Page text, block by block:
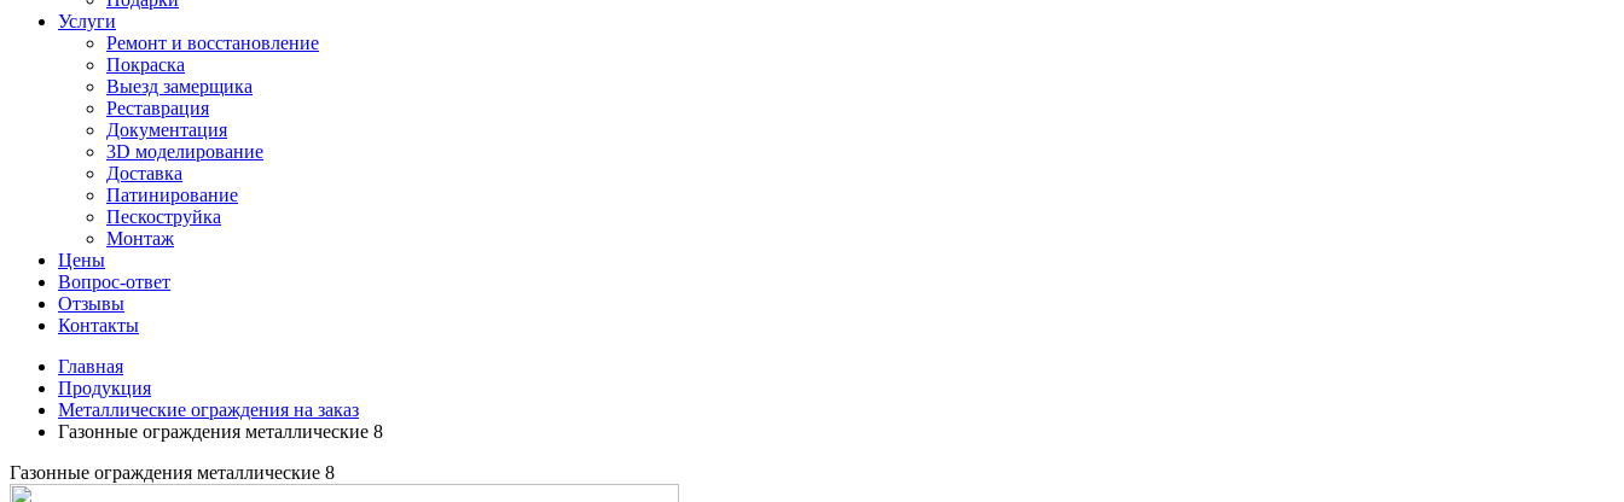
Услуги
Ремонт и восстановление
Покраска
Выезд замерщика
Реставрация
Документация
3D моделирование
Доставка
Патинирование
Пескоструйка
Монтаж
Цены
Вопрос-ответ
Отзывы
Контакты
Главная
Продукция
Металлические ограждения на заказ
Газонные ограждения металлические 8
Газонные ограждения металлические 8